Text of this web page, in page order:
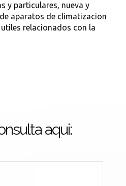
y particulares, nueva y
aparatos de climatizacion
relacionados con la
aqui: